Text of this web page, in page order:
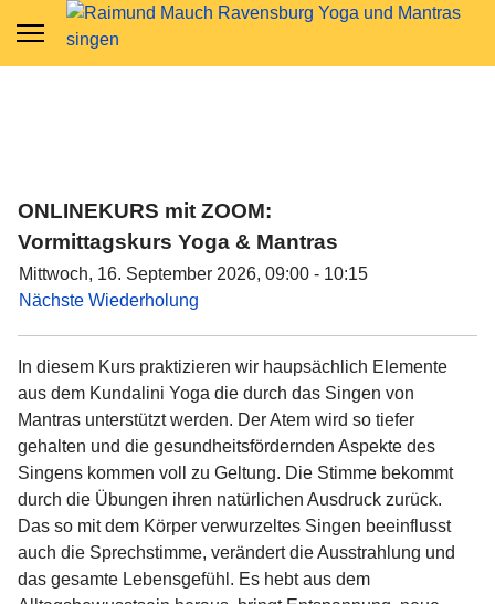
ONLINEKURS mit ZOOM:
Vormittagskurs Yoga & Mantras
Mittwoch, 16. September 2026, 09:00 - 10:15
Nächste Wiederholung
In diesem Kurs praktizieren wir haupsächlich Elemente
aus dem Kundalini Yoga die durch das Singen von
Mantras unterstützt werden. Der Atem wird so tiefer
gehalten und die gesundheitsfördernden Aspekte des
Singens kommen voll zu Geltung. Die Stimme bekommt
durch die Übungen ihren natürlichen Ausdruck zurück.
Das so mit dem Körper verwurzeltes Singen beeinflusst
auch die Sprechstimme, verändert die Ausstrahlung und
das gesamte Lebensgefühl. Es hebt aus dem